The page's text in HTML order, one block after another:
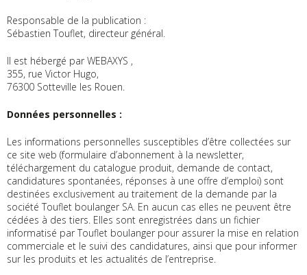
Responsable de la publication :
Sébastien Touflet, directeur général.
Il est hébergé par WEBAXYS ,
355, rue Victor Hugo,
76300 Sotteville les Rouen.
Données personnelles :
Les informations personnelles susceptibles d’être collectées sur
ce site web (formulaire d’abonnement à la newsletter,
téléchargement du catalogue produit, demande de contact,
candidatures spontanées, réponses à une offre d’emploi) sont
destinées exclusivement au traitement de la demande par la
société Touflet boulanger SA. En aucun cas elles ne peuvent être
cédées à des tiers. Elles sont enregistrées dans un fichier
informatisé par Touflet boulanger pour assurer la mise en relation
commerciale et le suivi des candidatures, ainsi que pour informer
sur les produits et les actualités de l’entreprise.